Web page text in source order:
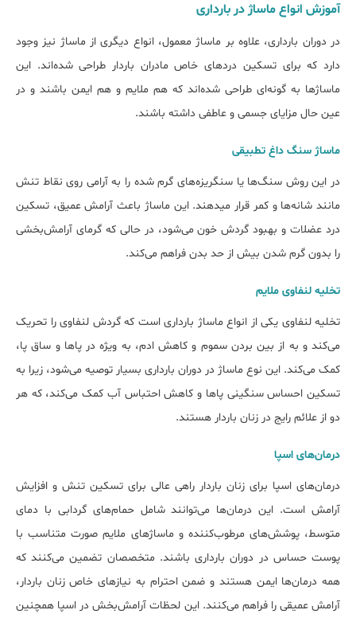
آموزش انواع ماساژ در بارداری
در دوران بارداری، علاوه بر ماساژ معمول، انواع دیگری از ماساژ نیز وجود
دارد که برای تسکین دردهای خاص مادران باردار طراحی شده‌اند. این
ماساژها به گونه‌ای طراحی شده‌اند که هم ملایم و هم ایمن باشند و در
عین حال مزایای جسمی و عاطفی داشته باشند.
ماساژ سنگ داغ تطبیقی
در این روش سنگ‌ها یا سنگریزه‌های گرم شده را به آرامی روی نقاط تنش
مانند شانه‌ها و کمر قرار می‎دهند. این ماساژ باعث آرامش عمیق، تسکین
درد عضلات و بهبود گردش خون می‌شود، در حالی که گرمای آرامش‌بخشی
را بدون گرم شدن بیش از حد بدن فراهم می‌کند.
تخلیه لنفاوی ملایم
تخلیه لنفاوی یکی از انواع ماساژ بارداری است که گردش لنفاوی را تحریک
می‌کند و به از بین بردن سموم و کاهش ادم، به ویژه در پاها و ساق پا،
کمک می‌کند. این نوع ماساژ در دوران بارداری بسیار توصیه می‌شود، زیرا به
تسکین احساس سنگینی پاها و کاهش احتباس آب کمک می‌کند، که هر
دو از علائم رایج در زنان باردار هستند.
درمان‌های اسپا
درمان‌های اسپا برای زنان باردار راهی عالی برای تسکین تنش و افزایش
آرامش است. این درمان‌ها می‌توانند شامل حمام‌های گردابی با دمای
متوسط، پوشش‌های مرطوب‌کننده و ماساژهای ملایم صورت متناسب با
پوست حساس در دوران بارداری باشند. متخصصان تضمین می‌کنند که
همه درمان‌ها ایمن هستند و ضمن احترام به نیازهای خاص زنان باردار،
آرامش عمیقی را فراهم می‌کنند. این لحظات آرامش‌بخش در اسپا همچنین